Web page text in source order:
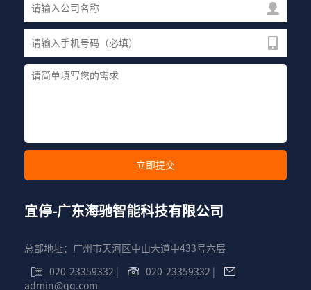
宜停-广东海驰智能科技有限公司
总部地址：广州市天河区中山大道中433号六层
020-23359332 020-23359332
admin@qq.com